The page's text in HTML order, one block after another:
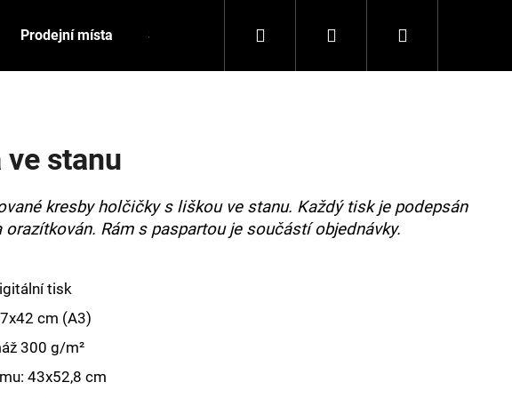
Prodejní místa Spolupráce Kontakty
Hledat PřihlášeníNákupní
ve stanu
kresby holčičky s liškou ve stanu. Každý tisk je podepsán
orazítkován. Rám s paspartou je součástí objednávky.
tisk
cm (A3)
300 g/m²
43x52,8 cm